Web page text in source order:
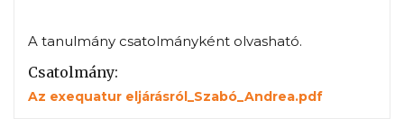
A tanulmány csatolmányként olvasható.
Csatolmány:
Az exequatur eljárásról_Szabó_Andrea.pdf